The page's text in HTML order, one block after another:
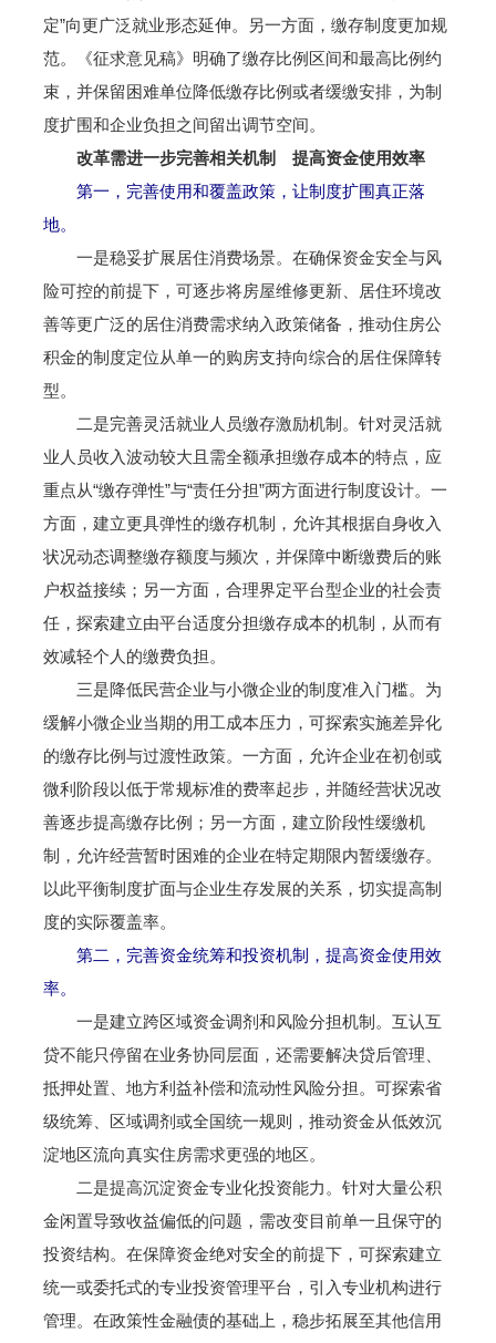
定”向更广泛就业形态延伸。另一方面，缴存制度更加规
范。《征求意见稿》明确了缴存比例区间和最高比例约
束，并保留困难单位降低缴存比例或者缓缴安排，为制
度扩围和企业负担之间留出调节空间。
改革需进一步完善相关机制 提高资金使用效率
第一，完善使用和覆盖政策，让制度扩围真正落
地。
一是稳妥扩展居住消费场景。在确保资金安全与风
险可控的前提下，可逐步将房屋维修更新、居住环境改
善等更广泛的居住消费需求纳入政策储备，推动住房公
积金的制度定位从单一的购房支持向综合的居住保障转
型。
二是完善灵活就业人员缴存激励机制。针对灵活就
业人员收入波动较大且需全额承担缴存成本的特点，应
重点从“缴存弹性”与“责任分担”两方面进行制度设计。一
方面，建立更具弹性的缴存机制，允许其根据自身收入
状况动态调整缴存额度与频次，并保障中断缴费后的账
户权益接续；另一方面，合理界定平台型企业的社会责
任，探索建立由平台适度分担缴存成本的机制，从而有
效减轻个人的缴费负担。
三是降低民营企业与小微企业的制度准入门槛。为
缓解小微企业当期的用工成本压力，可探索实施差异化
的缴存比例与过渡性政策。一方面，允许企业在初创或
微利阶段以低于常规标准的费率起步，并随经营状况改
善逐步提高缴存比例；另一方面，建立阶段性缓缴机
制，允许经营暂时困难的企业在特定期限内暂缓缴存。
以此平衡制度扩面与企业生存发展的关系，切实提高制
度的实际覆盖率。
第二，完善资金统筹和投资机制，提高资金使用效
率。
一是建立跨区域资金调剂和风险分担机制。互认互
贷不能只停留在业务协同层面，还需要解决贷后管理、
抵押处置、地方利益补偿和流动性风险分担。可探索省
级统筹、区域调剂或全国统一规则，推动资金从低效沉
淀地区流向真实住房需求更强的地区。
二是提高沉淀资金专业化投资能力。针对大量公积
金闲置导致收益偏低的问题，需改变目前单一且保守的
投资结构。在保障资金绝对安全的前提下，可探索建立
统一或委托式的专业投资管理平台，引入专业机构进行
管理。在政策性金融债的基础上，稳步拓展至其他信用